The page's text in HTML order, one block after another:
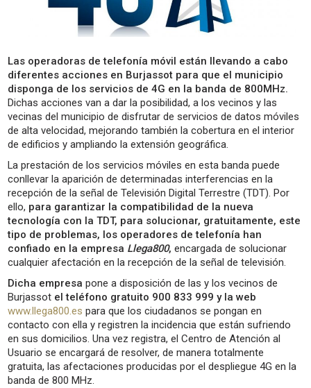
Las operadoras de telefonía móvil están llevando a cabo
diferentes acciones en Burjassot para que el municipio
disponga de los servicios de 4G en la banda de 800MHz.
Dichas acciones van a dar la posibilidad, a los vecinos y las
vecinas del municipio de disfrutar de servicios de datos móviles
de alta velocidad, mejorando también la cobertura en el interior
de edificios y ampliando la extensión geográfica.
La prestación de los servicios móviles en esta banda puede
conllevar la aparición de determinadas interferencias en la
recepción de la señal de Televisión Digital Terrestre (TDT). Por
ello, para garantizar la compatibilidad de la nueva
tecnología con la TDT, para solucionar, gratuitamente, este
tipo de problemas, los operadores de telefonía han
confiado en la empresa Llega800, encargada de solucionar
cualquier afectación en la recepción de la señal de televisión.
Dicha empresapone a disposición de las y los vecinos de
Burjassot el teléfono gratuito 900 833 999 y la web
www.llega800.es para que los ciudadanos se pongan en
contacto con ella y registren la incidencia que están sufriendo
en sus domicilios. Una vez registra, el Centro de Atención al
Usuario se encargará de resolver, de manera totalmente
gratuita, las afectaciones producidas por el despliegue 4G en la
banda de 800 MHz.